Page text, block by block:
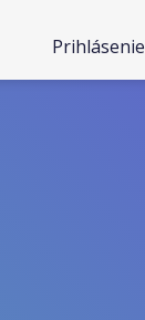
Prihlásenie